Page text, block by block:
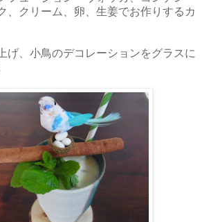
、クリーム、卵、生姜でお作りするカ
げ、小鳥のデコレーションをグラスに